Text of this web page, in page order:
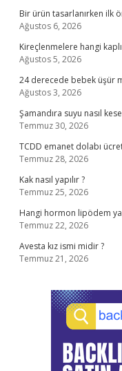
Bir ürün tasarlanırken ilk
Ağustos 6, 2026
Kireçlenmelere hangi
Ağustos 5, 2026
24 derecede bebek üşür
Ağustos 3, 2026
Şamandıra suyu nasıl
Temmuz 30, 2026
TCDD emanet dolabı
Temmuz 28, 2026
Kak nasıl yapılır ?
Temmuz 25, 2026
Hangi hormon lipödem
Temmuz 22, 2026
Avesta kız ismi midir ?
Temmuz 21, 2026